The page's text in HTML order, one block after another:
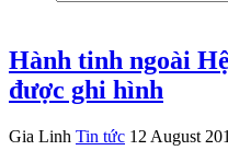
Hành tinh ngoài
được ghi hình
Gia Linh Tin tức 12 August